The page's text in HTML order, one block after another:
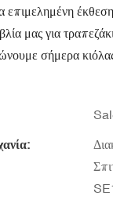
επιμελημένη
μας για
σήμερα